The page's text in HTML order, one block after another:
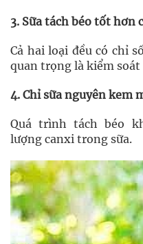
3. Sữa tách béo tốt hơn
Cả hai loại đều có chỉ
quan trọng là kiểm
4. Chỉ sữa nguyên kem
Quá trình tách béo
lượng canxi trong sữa.